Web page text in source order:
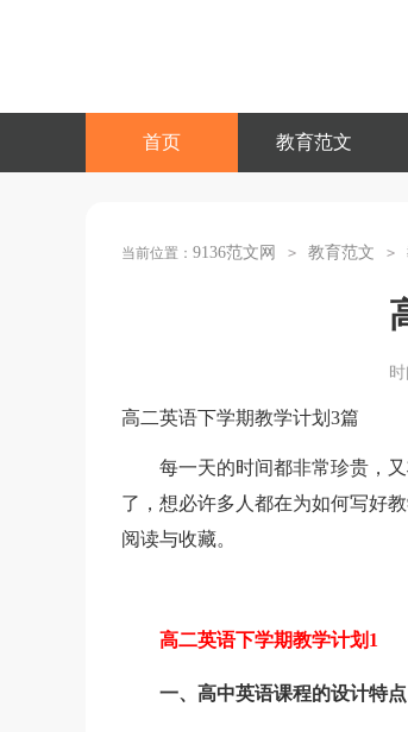
首页 教育范文
当前位置： 9136范文网 > 教育范文 >
高二英语下学期教学计划3篇
每一天的时间都非常珍贵，又
了，想必许多人都在为如何写好
阅读与收藏。
高二英语下学期教学计划1
一、高中英语课程的设计特点